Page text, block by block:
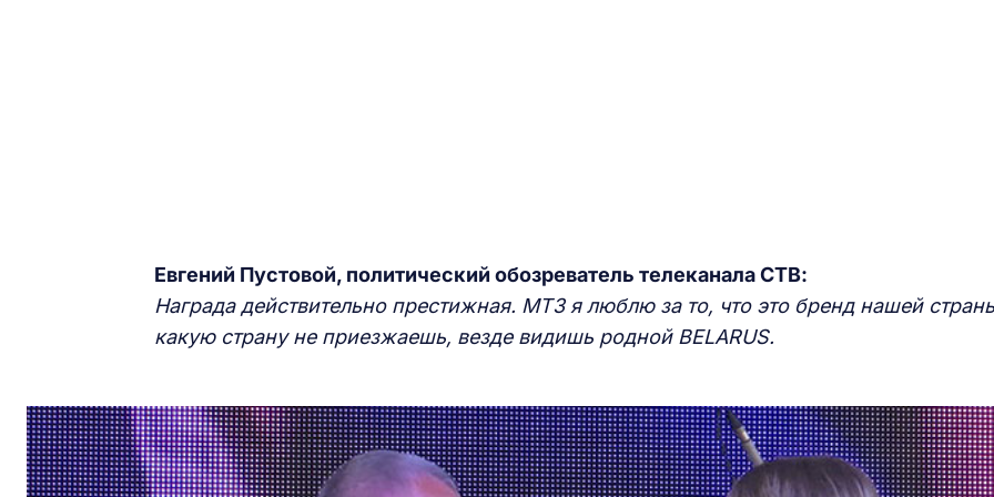
Евгений Пустовой, политический обозреватель телеканала СТВ:
Награда действительно престижная. МТЗ я люблю за то, что это бренд нашей
какую страну не приезжаешь, везде видишь родной BELARUS.